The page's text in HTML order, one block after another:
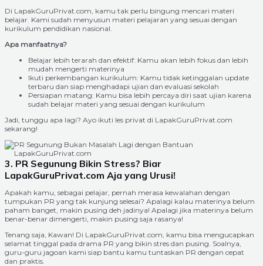
Di LapakGuruPrivat.com, kamu tak perlu bingung mencari materi
belajar. Kami sudah menyusun materi pelajaran yang sesuai dengan
kurikulum pendidikan nasional.
Apa manfaatnya?
Belajar lebih terarah dan efektif: Kamu akan lebih fokus dan lebih
mudah mengerti materinya
Ikuti perkembangan kurikulum: Kamu tidak ketinggalan update
terbaru dan siap menghadapi ujian dan evaluasi sekolah
Persiapan matang: Kamu bisa lebih percaya diri saat ujian karena
sudah belajar materi yang sesuai dengan kurikulum
Jadi, tunggu apa lagi? Ayo ikuti les privat di LapakGuruPrivat.com
sekarang!
3. PR Segunung Bikin Stress? Biar
LapakGuruPrivat.com Aja yang Urusi!
Apakah kamu, sebagai pelajar, pernah merasa kewalahan dengan
tumpukan PR yang tak kunjung selesai? Apalagi kalau materinya belum
paham banget, makin pusing deh jadinya! Apalagi jika materinya belum
benar-benar dimengerti, makin pusing saja rasanya!
Tenang saja, Kawan! Di LapakGuruPrivat.com, kamu bisa mengucapkan
selamat tinggal pada drama PR yang bikin stres dan pusing. Soalnya,
guru-guru jagoan kami siap bantu kamu tuntaskan PR dengan cepat
dan praktis.